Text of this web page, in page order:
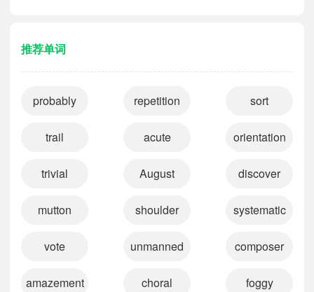
推荐单词
probably repetition sort
trail acute orientation
trivial August discover
mutton shoulder systematic
vote unmanned composer
amazement choral foggy